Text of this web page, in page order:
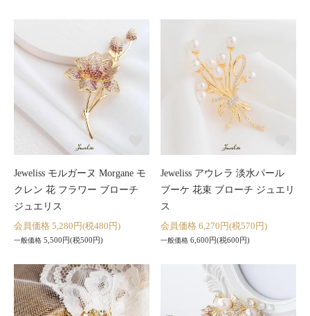
Jeweliss モルガーヌ Morgane モ
クレン 花 フラワー ブローチ
ジュエリス
会員価格 5,280円(税480円)
一般価格 5,500円(税500円)
Jeweliss アウレラ 淡水パール
ブーケ 花束 ブローチ ジュエリ
ス
会員価格 6,270円(税570円)
一般価格 6,600円(税600円)